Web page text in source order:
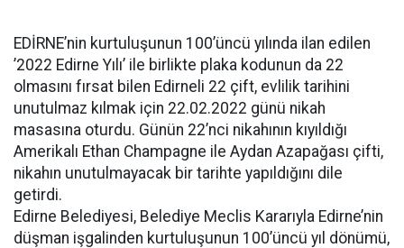
EDİRNE’nin kurtuluşunun 100’üncü yılında ilan edilen
’2022 Edirne Yılı’ ile birlikte plaka kodunun da 22
olmasını fırsat bilen Edirneli 22 çift, evlilik tarihini
unutulmaz kılmak için 22.02.2022 günü nikah
masasına oturdu. Günün 22’nci nikahının kıyıldığı
Amerikalı Ethan Champagne ile Aydan Azapağası çifti,
nikahın unutulmayacak bir tarihte yapıldığını dile
getirdi.
Edirne Belediyesi, Belediye Meclis Kararıyla Edirne’nin
düşman işgalinden kurtuluşunun 100’üncü yıl dönümü,